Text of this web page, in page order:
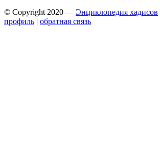
© Copyright 2020 — Энциклопедия хадисов
профиль
обратная связь